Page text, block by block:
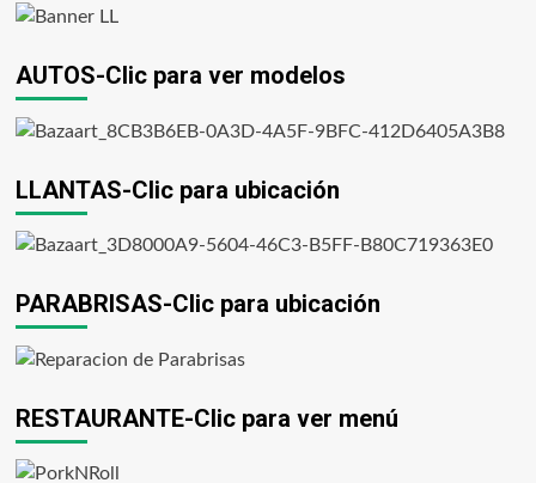
AUTOS-Clic para ver modelos
LLANTAS-Clic para ubicación
PARABRISAS-Clic para ubicación
RESTAURANTE-Clic para ver menú